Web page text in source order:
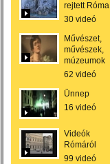
rejtett Róma
30 videó
Művészet,
művészek,
múzeumok
62 videó
Ünnep
16 videó
Videók
Rómáról
99 videó